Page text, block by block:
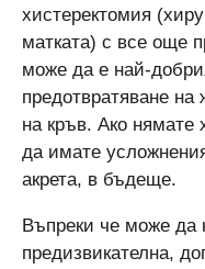
хистеректомия
матката) с все още
може да е най-
предотвратяване
на кръв. Ако нямате
да имате
акрета, в бъдеще.
Въпреки че може да
предизвикателна,